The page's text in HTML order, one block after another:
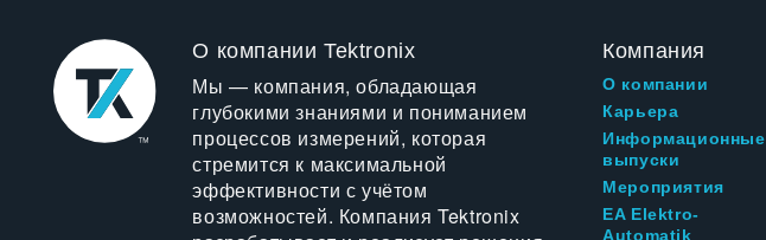
О компании Tektronix
Мы — компания, обладающая
глубокими знаниями и пониманием
процессов измерений, которая
стремится к максимальной
эффективности с учётом
возможностей. Компания Tektronix
Компания
О компании
Карьера
Информационные
выпуски
Мероприятия
EA Elektro-
Automatik